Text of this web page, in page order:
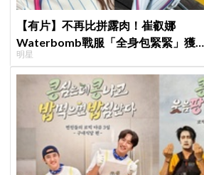
【有片】不再比拼露肉！崔叡娜
Waterbomb戰服「全身包緊緊」獲好
評，逆向操作炸翻全場：根本福音戰士
明星